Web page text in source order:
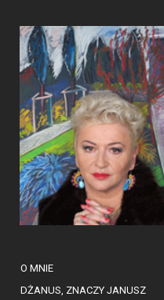
O MNIE
DŻANUS, ZNACZY JANUSZ